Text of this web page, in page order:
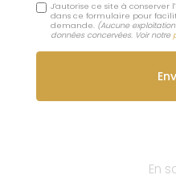
J'autorise ce site à conserver
dans ce formulaire pour
demande. (Aucune
données concervées. Voir notre
En